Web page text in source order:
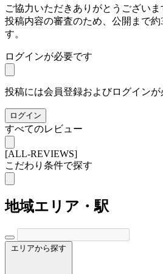
ご協力いただきありがとうございま
投稿内容の審査のため、公開まで約
す。
ログインが必要です
投稿には会員登録およびログインが
ログイン
すべてのレビュー
[ALL-REVIEWS]
こだわり条件で探す
地域エリア・駅
エリアから探す